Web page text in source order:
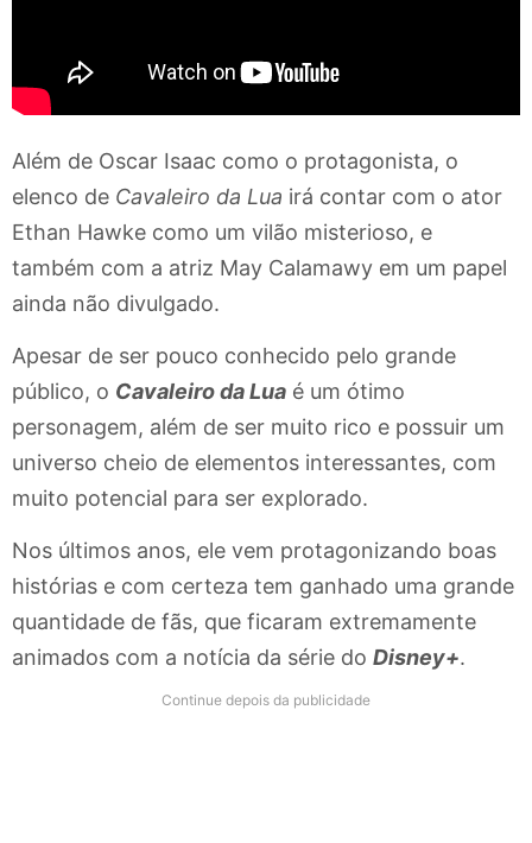
Além de Oscar Isaac como o protagonista, o
elenco de Cavaleiro da Lua irá contar com o ator
Ethan Hawke como um vilão misterioso, e
também com a atriz May Calamawy em um papel
ainda não divulgado.
Apesar de ser pouco conhecido pelo grande
público, o Cavaleiro da Lua é um ótimo
personagem, além de ser muito rico e possuir um
universo cheio de elementos interessantes, com
muito potencial para ser explorado.
Nos últimos anos, ele vem protagonizando boas
histórias e com certeza tem ganhado uma grande
quantidade de fãs, que ficaram extremamente
animados com a notícia da série do Disney+.
Continue depois da publicidade